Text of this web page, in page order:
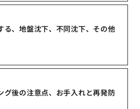
る、地盤沈下、不同沈下、その他
グ後の注意点、お手入れと再発防